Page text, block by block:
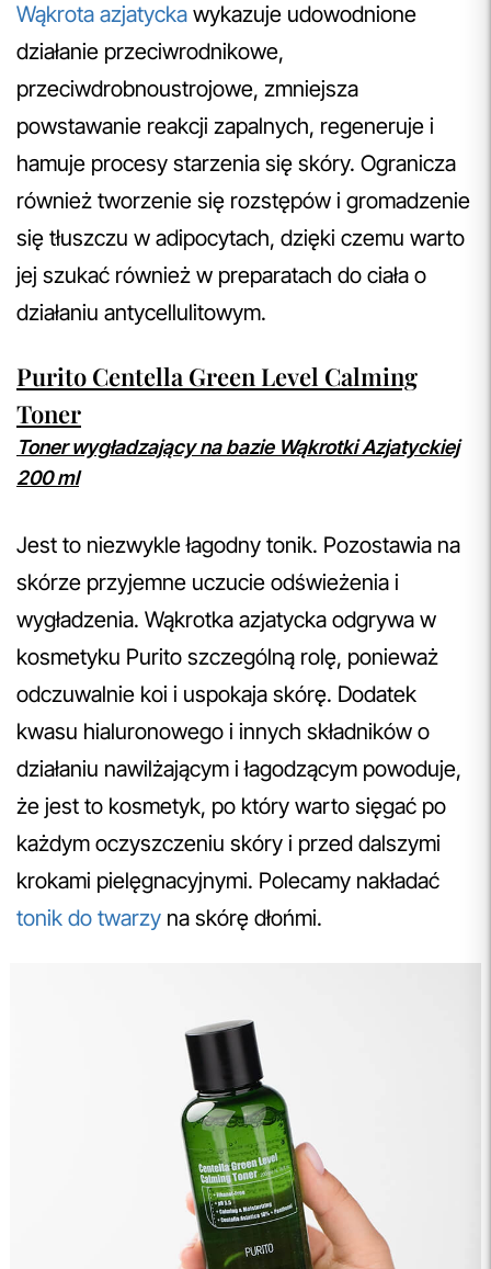
Wąkrota azjatycka wykazuje udowodnione
działanie przeciwrodnikowe,
przeciwdrobnoustrojowe, zmniejsza
powstawanie reakcji zapalnych, regeneruje i
hamuje procesy starzenia się skóry. Ogranicza
również tworzenie się rozstępów i gromadzenie
się tłuszczu w adipocytach, dzięki czemu warto
jej szukać również w preparatach do ciała o
działaniu antycellulitowym.
Purito Centella Green Level Calming
Toner
Toner wygładzający na bazie Wąkrotki Azjatyckiej
200 ml
Jest to niezwykle łagodny tonik. Pozostawia na
skórze przyjemne uczucie odświeżenia i
wygładzenia. Wąkrotka azjatycka odgrywa w
kosmetyku Purito szczególną rolę, ponieważ
odczuwalnie koi i uspokaja skórę. Dodatek
kwasu hialuronowego i innych składników o
działaniu nawilżającym i łagodzącym powoduje,
że jest to kosmetyk, po który warto sięgać po
każdym oczyszczeniu skóry i przed dalszymi
krokami pielęgnacyjnymi. Polecamy nakładać
tonik do twarzy na skórę dłońmi.